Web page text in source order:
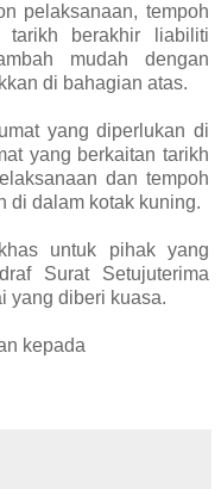
pelaksanaan, tempoh
berakhir liabiliti
mudah dengan
di bahagian atas.
yang diperlukan di
yang berkaitan tarikh
dan tempoh
di dalam kotak kuning.
untuk pihak yang
Surat Setujuterima
yang diberi kuasa.
kepada